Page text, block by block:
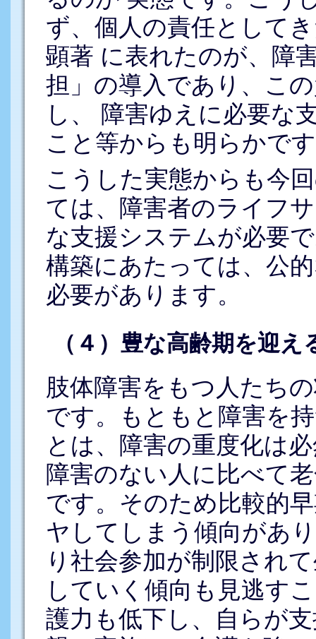
ず、個人の責任として
顕著 に表れたのが、障
担」の導入であり、こ
し、 障害ゆえに必要な
こと等からも明らかで
こうした実態からも今
ては、障害者のライフ
な支援システムが必要
構築にあたっては、公
必要があります。
（４）豊な高齢期を迎
肢体障害をもつ人たち
です。もともと障害を
とは、障害の重度化は
障害のない人に比べて
です。そのため比較的
ヤしてしまう傾向があ
り社会参加が制限され
していく傾向も見逃す
護力も低下し、自らが